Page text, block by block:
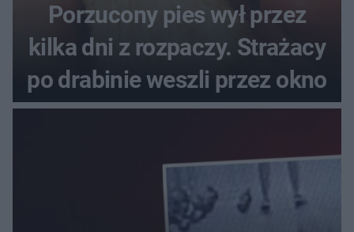
Porzucony pies wył przez
kilka dni z rozpaczy. Strażacy
po drabinie weszli przez okno